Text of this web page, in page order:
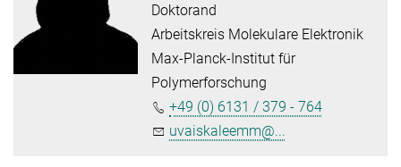
Doktorand
Arbeitskreis Molekulare Elektronik
Max-Planck-Institut für
Polymerforschung
+49 (0) 6131 / 379 - 764
uvaiskaleemm@...